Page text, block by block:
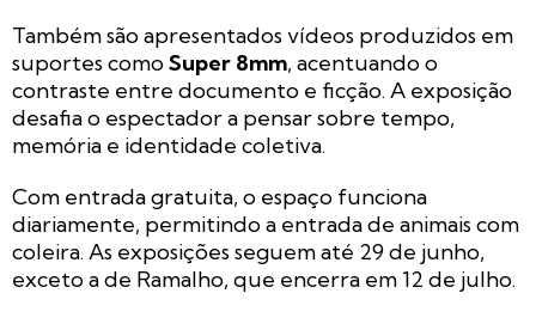
Também são apresentados vídeos produzidos em
suportes comoSuper 8mm, acentuando o
contraste entre documento e ficção. A exposição
desafia o espectador a pensar sobre tempo,
memória e identidade coletiva.
Com entrada gratuita, o espaço funciona
diariamente, permitindo a entrada de animais com
coleira. As exposições seguem até 29 de junho,
exceto a de Ramalho, que encerra em 12 de julho.